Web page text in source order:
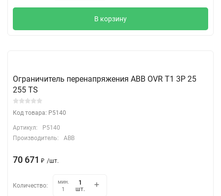
В корзину
Ограничитель перенапряжения ABB OVR T1 3P 25
255 TS
Код товара: P5140
Артикул:
P5140
Производитель:
ABB
70 671 ₽ /шт.
Количество:
мин.
1
шт.